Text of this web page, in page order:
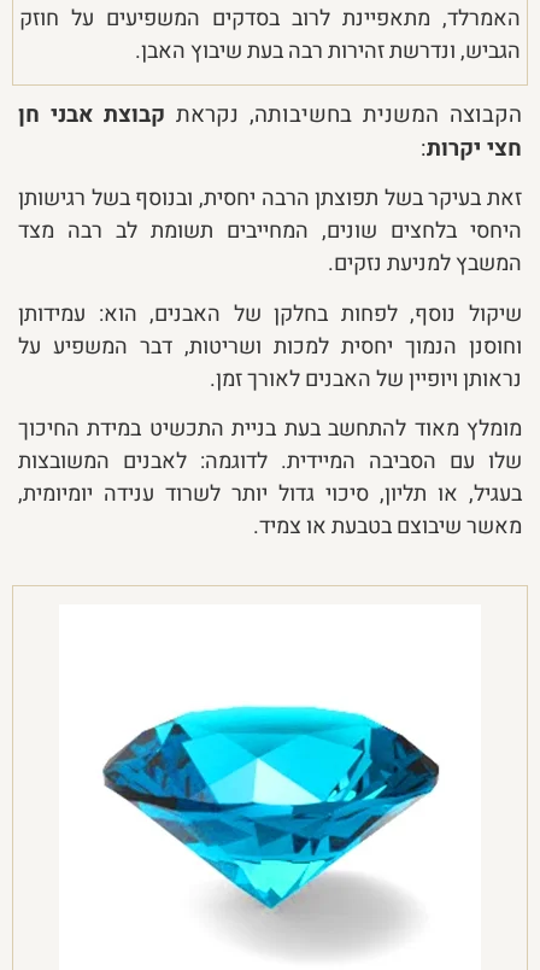
האמרלד, מתאפיינת לרוב בסדקים המשפיעים על חוזק
הגביש, ונדרשת זהירות רבה בעת שיבוץ האבן.
הקבוצה המשנית בחשיבותה, נקראת קבוצת אבני חן
חצי יקרות:
זאת בעיקר בשל תפוצתן הרבה יחסית, ובנוסף בשל רגישותן
היחסי בלחצים שונים, המחייבים תשומת לב רבה מצד
המשבץ למניעת נזקים.
שיקול נוסף, לפחות בחלקן של האבנים, הוא: עמידותן
וחוסנן הנמוך יחסית למכות ושריטות, דבר המשפיע על
נראותן ויופיין של האבנים לאורך זמן.
מומלץ מאוד להתחשב בעת בניית התכשיט במידת החיכוך
שלו עם הסביבה המיידית. לדוגמה: לאבנים המשובצות
בעגיל, או תליון, סיכוי גדול יותר לשרוד ענידה יומיומית,
מאשר שיבוצם בטבעת או צמיד.